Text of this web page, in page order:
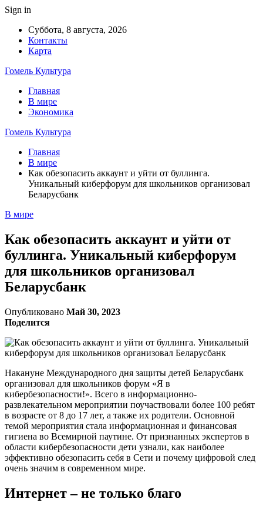
Sign in
Суббота, 8 августа, 2026
Контакты
Карта
Гомель Культура
Главная
В мире
Экономика
Гомель Культура
Главная
В мире
Как обезопасить аккаунт и уйти от буллинга.
Уникальный киберфорум для школьников организовал
Беларусбанк
В мире
Как обезопасить аккаунт и уйти от
буллинга. Уникальный киберфорум
для школьников организовал
Беларусбанк
Опубликовано Май 30, 2023
Поделится
Накануне Международного дня защиты детей Беларусбанк
организовал для школьников форум «Я в
кибербезопасности!». Всего в информационно-
развлекательном мероприятии поучаствовали более 100 ребят
в возрасте от 8 до 17 лет, а также их родители. Основной
темой мероприятия стала информационная и финансовая
гигиена во Всемирной паутине. От признанных экспертов в
области кибербезопасности дети узнали, как наиболее
эффективно обезопасить себя в Сети и почему цифровой след
очень значим в современном мире.
Интернет – не только благо